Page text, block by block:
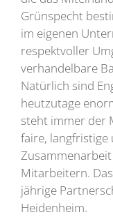
Grünspecht
im eigenen
respektvoller
verhandelbare
Natürlich sind
heutzutage
steht immer der
faire,
Mitarbeitern.
jährige
Heidenheim.